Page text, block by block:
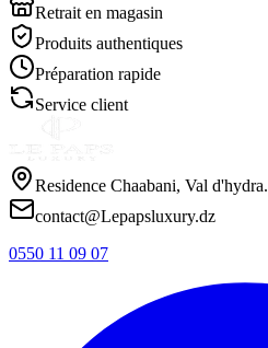
Retrait en magasin
Produits authentiques
Préparation rapide
Service client
Residence Chaabani, Val d'hydra.
contact@Lepapsluxury.dz
0550 11 09 07